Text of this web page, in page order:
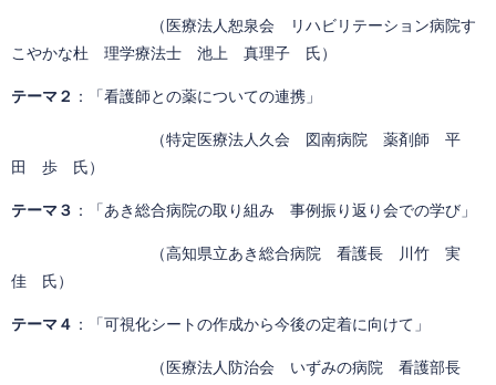
（医療法人恕泉会 リハビリテーション病院す
こやかな杜 理学療法士 池上 真理子 氏）
テーマ２ ：「看護師との薬についての連携」
（特定医療法人久会 図南病院 薬剤師 平
田 歩 氏）
テーマ３ ：「あき総合病院の取り組み 事例振り返り会での学び」
（高知県立あき総合病院 看護長 川竹 実
佳 氏）
テーマ４ ：「可視化シートの作成から今後の定着に向けて」
（医療法人防治会 いずみの病院 看護部長